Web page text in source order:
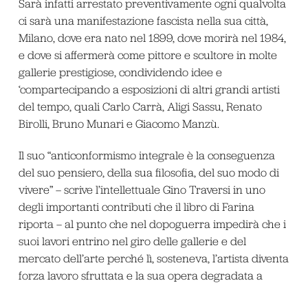
Sarà infatti arrestato preventivamente ogni qualvolta
ci sarà una manifestazione fascista nella sua città,
Milano, dove era nato nel 1899, dove morirà nel 1984,
e dove si affermerà come pittore e scultore in molte
gallerie prestigiose, condividendo idee e
‘compartecipando a esposizioni di altri grandi artisti
del tempo, quali Carlo Carrà, Aligi Sassu, Renato
Birolli, Bruno Munari e Giacomo Manzù.
Il suo “anticonformismo integrale è la conseguenza
del suo pensiero, della sua filosofia, del suo modo di
vivere” – scrive l’intellettuale Gino Traversi in uno
degli importanti contributi che il libro di Farina
riporta – al punto che nel dopoguerra impedirà che i
suoi lavori entrino nel giro delle gallerie e del
mercato dell’arte perché lì, sosteneva, l’artista diventa
forza lavoro sfruttata e la sua opera degradata a